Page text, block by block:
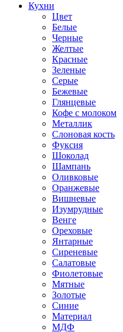
Кухни
Цвет
Белые
Черные
Желтые
Красные
Зеленые
Серые
Бежевые
Глянцевые
Кофе с молоком
Металлик
Слоновая кость
Фуксия
Шоколад
Шампань
Оливковые
Оранжевые
Вишневые
Изумрудные
Венге
Ореховые
Янтарные
Сиреневые
Салатовые
Фиолетовые
Мятные
Золотые
Синие
Материал
МДФ